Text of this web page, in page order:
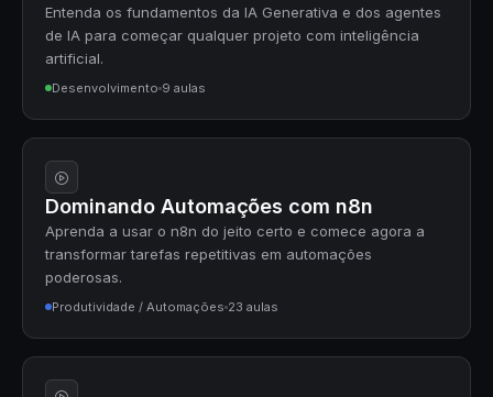
Entenda os fundamentos da IA Generativa e dos agentes
de IA para começar qualquer projeto com inteligência
artificial.
Desenvolvimento 9 aulas
Dominando Automações com n8n
Aprenda a usar o n8n do jeito certo e comece agora a
transformar tarefas repetitivas em automações
poderosas.
Produtividade / Automações 23 aulas